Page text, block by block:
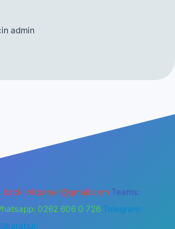
admin
backlinkpaneli@gmail.com Teams:
0262 606 0 726 Telegram: